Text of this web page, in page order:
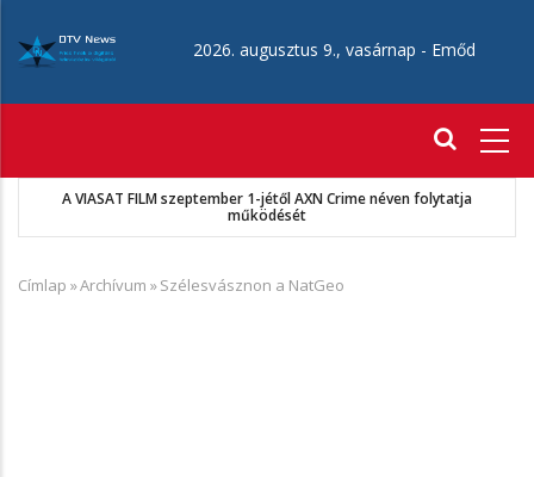
tartalomra
2026. augusztus 9., vasárnap - Emőd
A VIASAT FILM szeptember 1-jétől AXN Crime néven folytatja
működését
Morzsa
Címlap »Archívum »Szélesvásznon a NatGeo